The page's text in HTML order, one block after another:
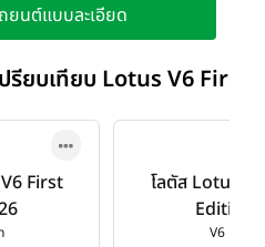
ยนต์แบบละเอียด
รียบเทียบ Lotus V6
First
โลตัส Lotus
Edition
V6 First